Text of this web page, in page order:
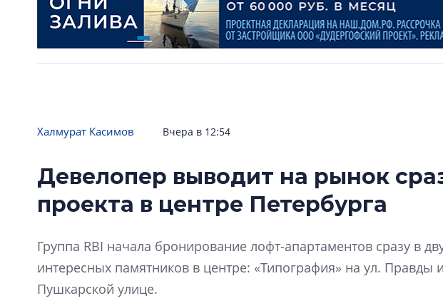
Халмурат Касимов Вчера в 12:54
Девелопер выводит на рынок
проекта в центре Петербурга
Группа RBI начала бронирование лофт-апартаментов сразу в
интересных памятников в центре: «Типография» на ул. Правды
Пушкарской улице.